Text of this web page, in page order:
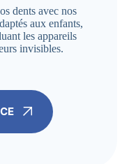
dents avec nos
aux enfants,
les appareils
invisibles.